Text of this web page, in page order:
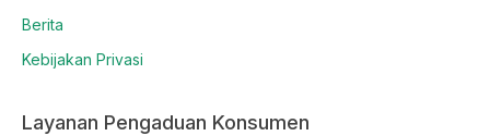
Berita
Kebijakan Privasi
Layanan Pengaduan Konsumen